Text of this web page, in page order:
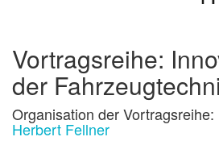
Vortragsreihe:
der
Organisation der Vortragsreihe:
Herbert Fellner